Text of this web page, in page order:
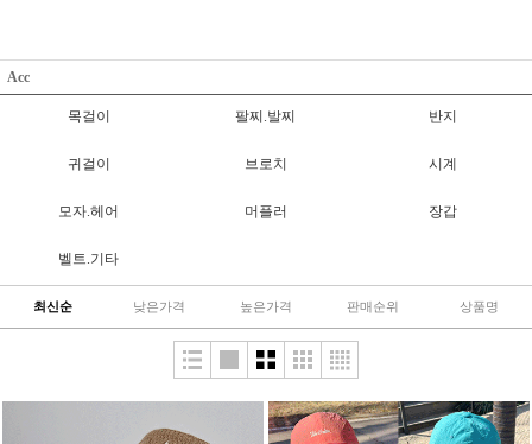
Acc
목걸이 팔찌.발찌 반지
귀걸이 브로치 시계
모자.헤어 머플러 장갑
벨트.기타
최신순 낮은가격 높은가격 판매순위 상품명